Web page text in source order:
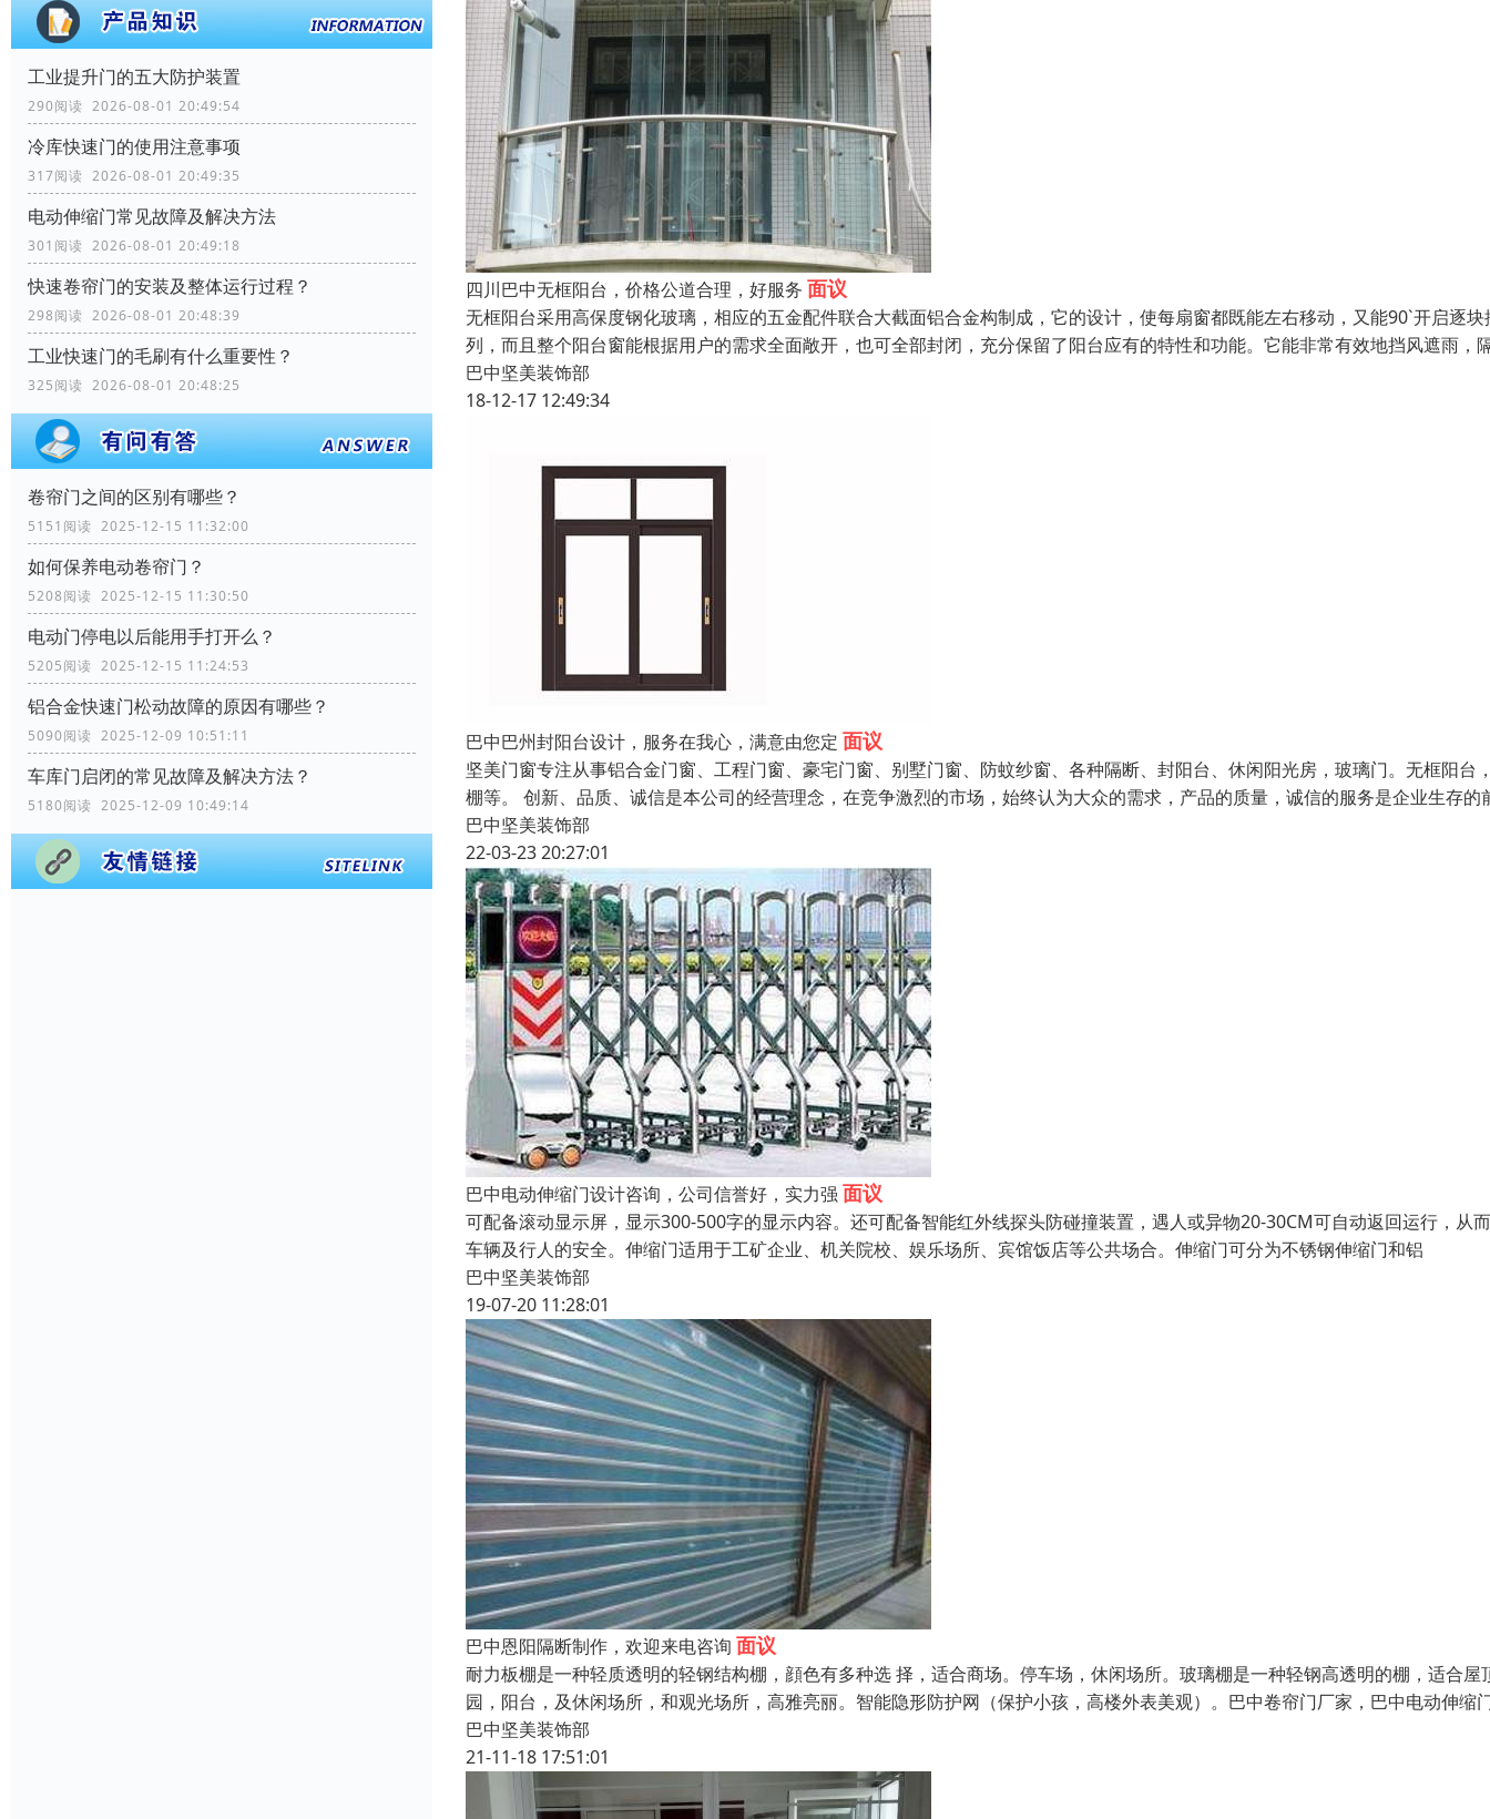
工业提升门的五大防护装置
290阅读 2026-08-01 20:49:54
冷库快速门的使用注意事项
317阅读 2026-08-01 20:49:35
电动伸缩门常见故障及解决方法
301阅读 2026-08-01 20:49:18
快速卷帘门的安装及整体运行过程？
298阅读 2026-08-01 20:48:39
工业快速门的毛刷有什么重要性？
325阅读 2026-08-01 20:48:25
卷帘门之间的区别有哪些？
5151阅读 2025-12-15 11:32:00
如何保养电动卷帘门？
5208阅读 2025-12-15 11:30:50
电动门停电以后能用手打开么？
5205阅读 2025-12-15 11:24:53
铝合金快速门松动故障的原因有哪些？
5090阅读 2025-12-09 10:51:11
车库门启闭的常见故障及解决方法？
5180阅读 2025-12-09 10:49:14
四川巴中无框阳台，价格公道合理，好服务 面议
无框阳台采用高保度钢化玻璃，相应的五金配件联合大截面铝合金构制成，它的设计，使每扇窗都既能左右移动，又能90`开启逐块
列，而且整个阳台窗能根据用户的需求全面敞开，也可全部封闭，充分保留了阳台应有的特性和功能。它能非常有效地挡风遮雨，
巴中坚美装饰部
18-12-17 12:49:34
巴中巴州封阳台设计，服务在我心，满意由您定 面议
坚美门窗专注从事铝合金门窗、工程门窗、豪宅门窗、别墅门窗、防蚊纱窗、各种隔断、封阳台、休闲阳光房，玻璃门。无框阳台
棚等。 创新、品质、诚信是本公司的经营理念，在竞争激烈的市场，始终认为大众的需求，产品的质量，诚信的服务是企业生存的
巴中坚美装饰部
22-03-23 20:27:01
巴中电动伸缩门设计咨询，公司信誉好，实力强 面议
可配备滚动显示屏，显示300-500字的显示内容。还可配备智能红外线探头防碰撞装置，遇人或异物20-30CM可自动返回运行，从
车辆及行人的安全。伸缩门适用于工矿企业、机关院校、娱乐场所、宾馆饭店等公共场合。伸缩门可分为不锈钢伸缩门和铝
巴中坚美装饰部
19-07-20 11:28:01
巴中恩阳隔断制作，欢迎来电咨询 面议
耐力板棚是一种轻质透明的轻钢结构棚，顔色有多种选 择，适合商场。停车场，休闲场所。玻璃棚是一种轻钢高透明的棚，适合屋
园，阳台，及休闲场所，和观光场所，高雅亮丽。智能隐形防护网（保护小孩，高楼外表美观）。巴中卷帘门厂家，巴中电动伸缩
巴中坚美装饰部
21-11-18 17:51:01